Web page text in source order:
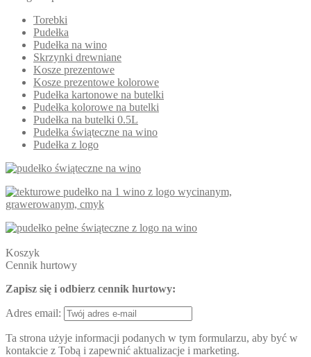
Torebki
Pudełka
Pudełka na wino
Skrzynki drewniane
Kosze prezentowe
Kosze prezentowe kolorowe
Pudełka kartonowe na butelki
Pudełka kolorowe na butelki
Pudełka na butelki 0.5L
Pudełka świąteczne na wino
Pudełka z logo
Koszyk
Cennik hurtowy
Zapisz się i odbierz cennik hurtowy:
Adres email:
Ta strona użyje informacji podanych w tym formularzu, aby być w
kontakcie z Tobą i zapewnić aktualizacje i marketing.